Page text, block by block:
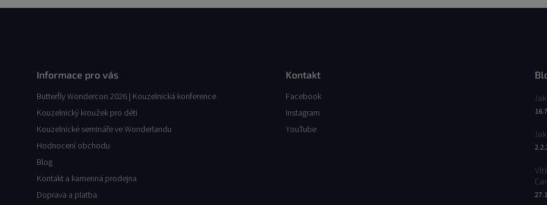
Informace pro vás
Butterfly Wondercon 2026 | Kouzelnická konference
Kouzelnický kroužek pro děti
Kouzelnické semináře ve Wonderlandu
Hodnocení obchodu
Blog
Kontakt a kamenná prodejna
Doprava a platba
Kontakt
Facebook
Instagram
YouTube